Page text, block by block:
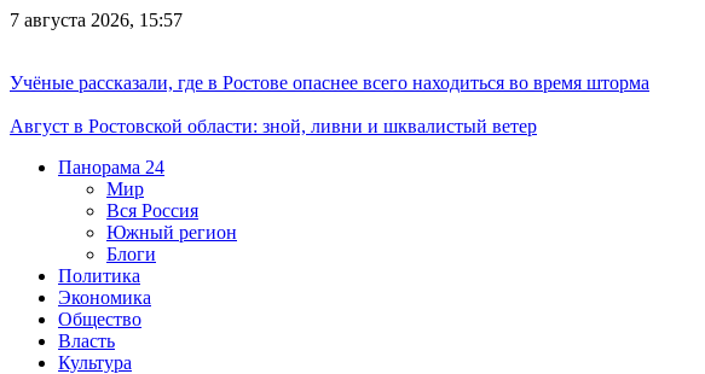
7 августа 2026, 15:57
Учёные рассказали, где в Ростове опаснее всего находиться во время шторма
Август в Ростовской области: зной, ливни и шквалистый ветер
Панорама 24
Мир
Вся Россия
Южный регион
Блоги
Политика
Экономика
Общество
Власть
Культура